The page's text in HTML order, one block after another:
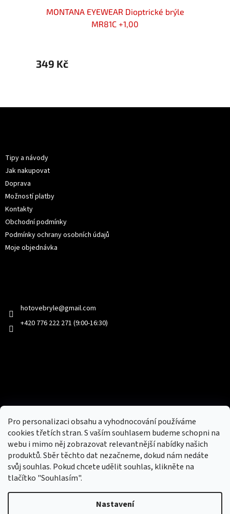
Pro personalizaci obsahu a vyhodnocování používáme
cookies třetích stran. S vaším souhlasem budeme schopni na
webu i mimo něj zobrazovat relevantnější nabídky našich
produktů. Sběr těchto dat nezačneme, dokud nám nedáte
svůj souhlas. Pokud chcete udělit souhlas, klikněte na
tlačítko "Souhlasím".
Nastavení
MONTANA EYEWEAR Dioptrické brýle
MR81C +1,00
349 Kč
Tipy a návody
Jak nakupovat
Doprava
Možností platby
Kontakty
Obchodní podmínky
Podmínky ochrany osobních údajů
Moje objednávka
hotovebryle@gmail.com
+420 776 222 271 (9:00-16:30)
Nový obchod s batohy, cestovními zavazadly, tašky a peněženky